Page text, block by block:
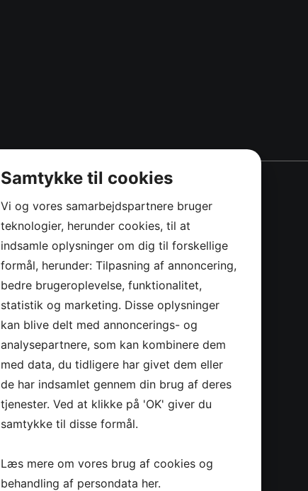
Samtykke til cookies
Vi og vores samarbejdspartnere bruger
teknologier, herunder cookies, til at
indsamle oplysninger om dig til forskellige
formål, herunder: Tilpasning af annoncering,
bedre brugeroplevelse, funktionalitet,
statistik og marketing. Disse oplysninger
kan blive delt med annoncerings- og
analysepartnere, som kan kombinere dem
med data, du tidligere har givet dem eller
de har indsamlet gennem din brug af deres
tjenester. Ved at klikke på 'OK' giver du
samtykke til disse formål.
Læs mere om vores brug af cookies og
behandling af persondata her.